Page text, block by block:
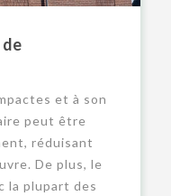
et à son
peut être
réduisant
De plus, le
la plupart des